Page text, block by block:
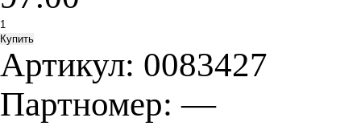
Артикул: 0083427
Партномер:—